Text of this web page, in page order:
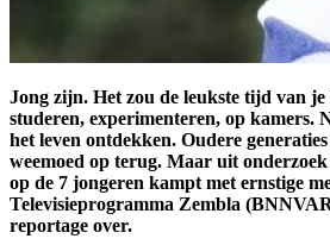
Jong zijn. Het zou de leukste tijd van je
studeren, experimenteren, op kamers.
het leven ontdekken. Oudere
weemoed op terug. Maar uit
op de 7 jongeren kampt met ernstige
Televisieprogramma Zembla
reportage over.